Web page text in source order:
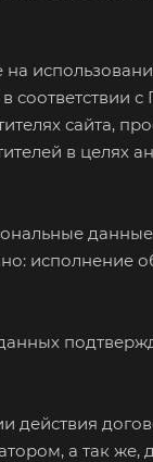
соответствии с
сайта,
в целях
исполнение
действия
а так